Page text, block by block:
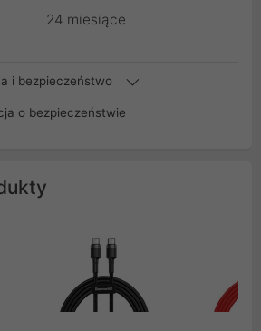
24 miesiące
i bezpieczeństwo
o bezpieczeństwie